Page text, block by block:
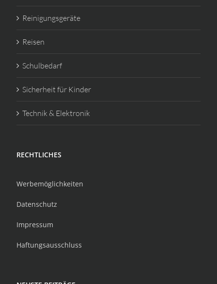
Reinigungsgeräte
Reisen
Schulbedarf
Sicherheit für Kinder
Technik & Elektronik
RECHTLICHES
Werbemöglichkeiten
Datenschutz
Impressum
Haftungsausschluss